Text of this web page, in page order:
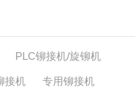
PLC铆接机/旋铆机
接机 专用铆接机